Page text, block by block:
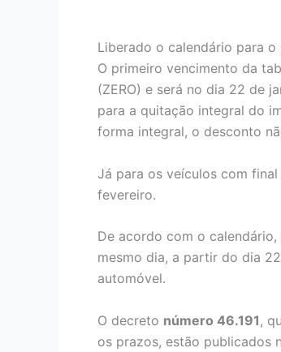
Liberado o calendário para o
O primeiro vencimento da
(ZERO) e será no dia 22 de
para a quitação integral do
forma integral, o desconto
Já para os veículos com final
fevereiro.
De acordo com o
mesmo dia, a partir do dia
automóvel.
O decreto número 46.191 ,
os prazos, estão publicados